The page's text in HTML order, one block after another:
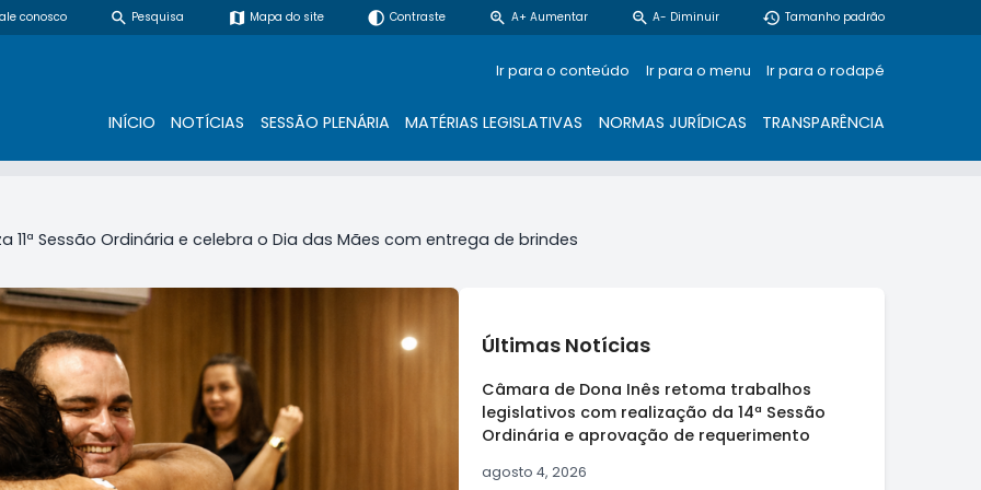
conosco search Pesquisa map Mapa do site contrast Contraste zoom_in A+ Aumentar zoom_out A- Diminuir restore Tamanho padrão
Ir para o conteúdo Ir para o menu Ir para o rodapé
INÍCIO NOTÍCIAS SESSÃO PLENÁRIA MATÉRIAS LEGISLATIVAS NORMAS JURÍDICAS TRANSPARÊNCIA
11ª Sessão Ordinária e celebra o Dia das Mães com entrega de brindes
Últimas Notícias
Câmara de Dona Inês retoma trabalhos
legislativos com realização da 14ª Sessão
Ordinária e aprovação de requerimento
agosto 4, 2026